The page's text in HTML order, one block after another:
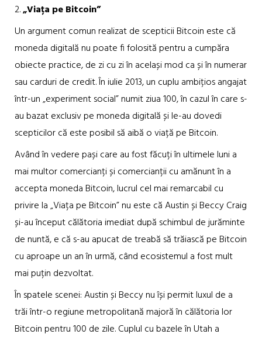
2.„Viața pe Bitcoin”
Un argument comun realizat de scepticii Bitcoin este că
moneda digitală nu poate fi folosită pentru a cumpăra
obiecte practice, de zi cu zi în același mod ca și în numerar
sau carduri de credit. În iulie 2013, un cuplu ambițios angajat
într-un „experiment social” numit ziua 100, în cazul în care s-
au bazat exclusiv pe moneda digitală și le-au dovedi
scepticilor că este posibil să aibă o viață pe Bitcoin.
Având în vedere pași care au fost făcuți în ultimele luni a
mai multor comercianți și comercianții cu amănunt în a
accepta moneda Bitcoin, lucrul cel mai remarcabil cu
privire la „Viața pe Bitcoin” nu este că Austin și Beccy Craig
și-au început călătoria imediat după schimbul de jurăminte
de nuntă, e că s-au apucat de treabă să trăiască pe Bitcoin
cu aproape un an în urmă, când ecosistemul a fost mult
mai puțin dezvoltat.
În spatele scenei: Austin și Beccy nu își permit luxul de a
trăi într-o regiune metropolitană majoră în călătoria lor
Bitcoin pentru 100 de zile. Cuplul cu bazele în Utah a